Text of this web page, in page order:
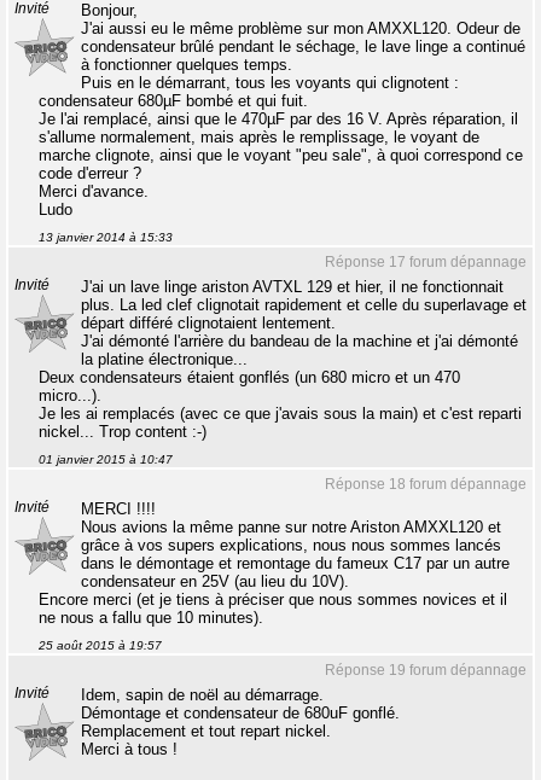
Invité
Bonjour,
J'ai aussi eu le même problème sur mon AMXXL120. Odeur de
condensateur brûlé pendant le séchage, le lave linge a continué
à fonctionner quelques temps.
Puis en le démarrant, tous les voyants qui clignotent :
condensateur 680µF bombé et qui fuit.
Je l'ai remplacé, ainsi que le 470µF par des 16 V. Après réparation, il
s'allume normalement, mais après le remplissage, le voyant de
marche clignote, ainsi que le voyant "peu sale", à quoi correspond ce
code d'erreur ?
Merci d'avance.
Ludo
13 janvier 2014 à 15:33
Réponse 17 forum dépannage
Invité
J'ai un lave linge ariston AVTXL 129 et hier, il ne fonctionnait
plus. La led clef clignotait rapidement et celle du superlavage et
départ différé clignotaient lentement.
J'ai démonté l'arrière du bandeau de la machine et j'ai démonté
la platine électronique...
Deux condensateurs étaient gonflés (un 680 micro et un 470
micro...).
Je les ai remplacés (avec ce que j'avais sous la main) et c'est reparti
nickel... Trop content :-)
01 janvier 2015 à 10:47
Réponse 18 forum dépannage
Invité
MERCI !!!!
Nous avions la même panne sur notre Ariston AMXXL120 et
grâce à vos supers explications, nous nous sommes lancés
dans le démontage et remontage du fameux C17 par un autre
condensateur en 25V (au lieu du 10V).
Encore merci (et je tiens à préciser que nous sommes novices et il
ne nous a fallu que 10 minutes).
25 août 2015 à 19:57
Réponse 19 forum dépannage
Invité
Idem, sapin de noël au démarrage.
Démontage et condensateur de 680uF gonflé.
Remplacement et tout repart nickel.
Merci à tous !